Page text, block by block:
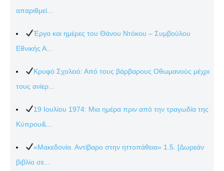
απαριθμεί...
Έργα και ημέρες του Θάνου Ντόκου – Συμβούλου
Εθνικής Α...
Κρυφό Σχολειό: Από τους βάρβαρους Οθωμανούς μέχρι
τους ανίερ...
19 Ιουλίου 1974: Μια ημέρα πριν από την τραγωδία της
Κύπρου&...
«Μακεδονία. Αντίβαρο στην ηττοπάθεια» 1.5. [Δωρεάν
βιβλίο σε...